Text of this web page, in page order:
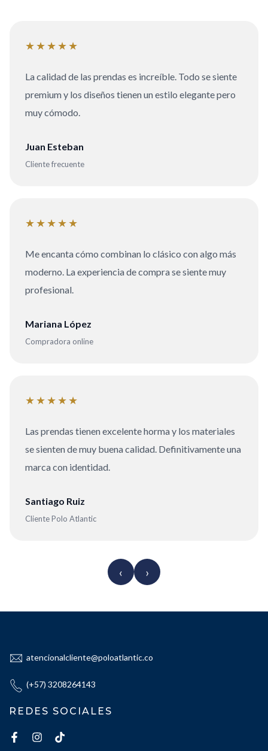
★★★★★
La calidad de las prendas es increíble. Todo se siente
premium y los diseños tienen un estilo elegante pero
muy cómodo.
Juan Esteban
Cliente frecuente
★★★★★
Me encanta cómo combinan lo clásico con algo más
moderno. La experiencia de compra se siente muy
profesional.
Mariana López
Compradora online
★★★★★
Las prendas tienen excelente horma y los materiales
se sienten de muy buena calidad. Definitivamente una
marca con identidad.
Santiago Ruiz
Cliente Polo Atlantic
‹ ›
atencionalcliente@poloatlantic.co
(+57) 3208264143
REDES SOCIALES